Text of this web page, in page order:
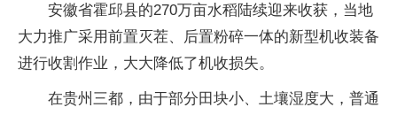
安徽省霍邱县的270万亩水稻陆续迎来收获，当地
大力推广采用前置灭茬、后置粉碎一体的新型机收装备
进行收割作业，大大降低了机收损失。
在贵州三都，由于部分田块小、土壤湿度大，普通